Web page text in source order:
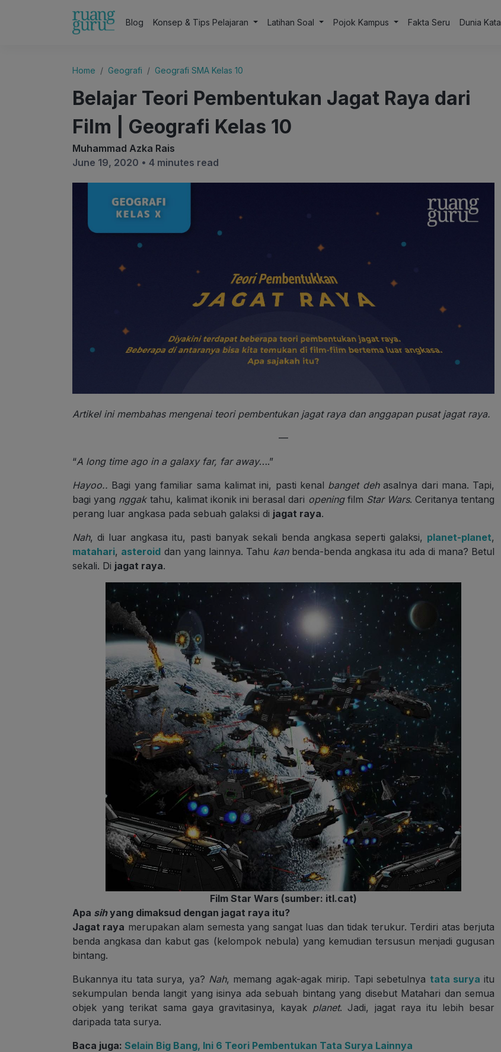
Blog Konsep & Tips Pelajaran Latihan Soal Pojok Kampus Fakta Seru Dunia Kata
Home Geografi Geografi SMA Kelas 10
Belajar Teori Pembentukan Jagat Raya dari
Film | Geografi Kelas 10
Muhammad Azka Rais
June 19, 2020 • 4 minutes read
Artikel ini membahas mengenai teori pembentukan jagat raya dan anggapan pusat jagat raya.
—
“A long time ago in a galaxy far, far away….”
Hayoo.. Bagi yang familiar sama kalimat ini, pasti kenal banget dehasalnya dari mana. Tapi,
bagi yang nggak tahu, kalimat ikonik ini berasal dari openingfilm Star Wars. Ceritanya tentang
perang luar angkasa pada sebuah galaksi di jagat raya.
Nah, di luar angkasa itu, pasti banyak sekali benda angkasa seperti galaksi, planet-planet,
matahari, asteroid dan yang lainnya. Tahu kanbenda-benda angkasa itu ada di mana? Betul
sekali. Di jagat raya.
Film Star Wars (sumber: itl.cat)
Apa sihyang dimaksud dengan jagat raya itu?
Jagat raya merupakan alam semesta yang sangat luas dan tidak terukur. Terdiri atas berjuta
benda angkasa dan kabut gas (kelompok nebula) yang kemudian tersusun menjadi gugusan
bintang.
Bukannya itu tata surya, ya? Nah, memang agak-agak mirip. Tapi sebetulnya tata surya itu
sekumpulan benda langit yang isinya ada sebuah bintang yang disebut Matahari dan semua
objek yang terikat sama gaya gravitasinya, kayak planet. Jadi, jagat raya itu lebih besar
daripada tata surya.
Baca juga: Selain Big Bang, Ini 6 Teori Pembentukan Tata Surya Lainnya